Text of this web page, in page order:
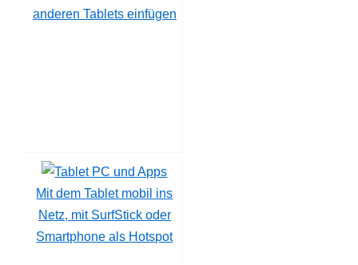
anderen Tablets einfügen
Mit dem Tablet mobil ins
Netz, mit SurfStick oder
Smartphone als Hotspot